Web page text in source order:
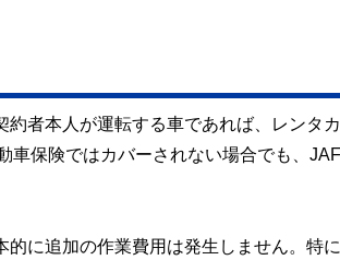
者本人が運転する車であれば、レンタ
車保険ではカバーされない場合でも、
に追加の作業費用は発生しません。特